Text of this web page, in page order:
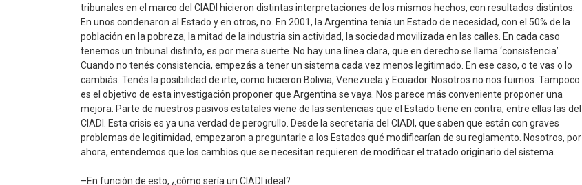
tribunales en el marco del CIADI hicieron distintas interpretaciones de los mismos hechos, con resultados distintos.
En unos condenaron al Estado y en otros, no. En 2001, la Argentina tenía un Estado de necesidad, con el 50% de la
población en la pobreza, la mitad de la industria sin actividad, la sociedad movilizada en las calles. En cada caso
tenemos un tribunal distinto, es por mera suerte. No hay una línea clara, que en derecho se llama ‘consistencia’.
Cuando no tenés consistencia, empezás a tener un sistema cada vez menos legitimado. En ese caso, o te vas o lo
cambiás. Tenés la posibilidad de irte, como hicieron Bolivia, Venezuela y Ecuador. Nosotros no nos fuimos. Tampoco
es el objetivo de esta investigación proponer que Argentina se vaya. Nos parece más conveniente proponer una
mejora. Parte de nuestros pasivos estatales viene de las sentencias que el Estado tiene en contra, entre ellas las del
CIADI. Esta crisis es ya una verdad de perogrullo. Desde la secretaría del CIADI, que saben que están con graves
problemas de legitimidad, empezaron a preguntarle a los Estados qué modificarían de su reglamento. Nosotros, por
ahora, entendemos que los cambios que se necesitan requieren de modificar el tratado originario del sistema.
–En función de esto, ¿cómo sería un CIADI ideal?